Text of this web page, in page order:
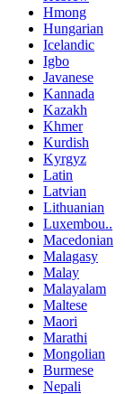
Hmong
Hungarian
Icelandic
Igbo
Javanese
Kannada
Kazakh
Khmer
Kurdish
Kyrgyz
Latin
Latvian
Lithuanian
Luxembou..
Macedonian
Malagasy
Malay
Malayalam
Maltese
Maori
Marathi
Mongolian
Burmese
Nepali